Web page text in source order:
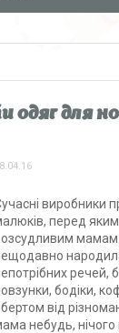
одяг для
виробники
перед яким
мамам.
речей,
бодіки,
від
небудь, нічого